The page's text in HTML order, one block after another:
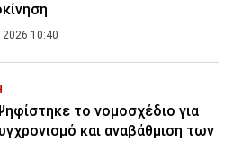
10:40
το νομοσχέδιο για
και αναβάθμιση των